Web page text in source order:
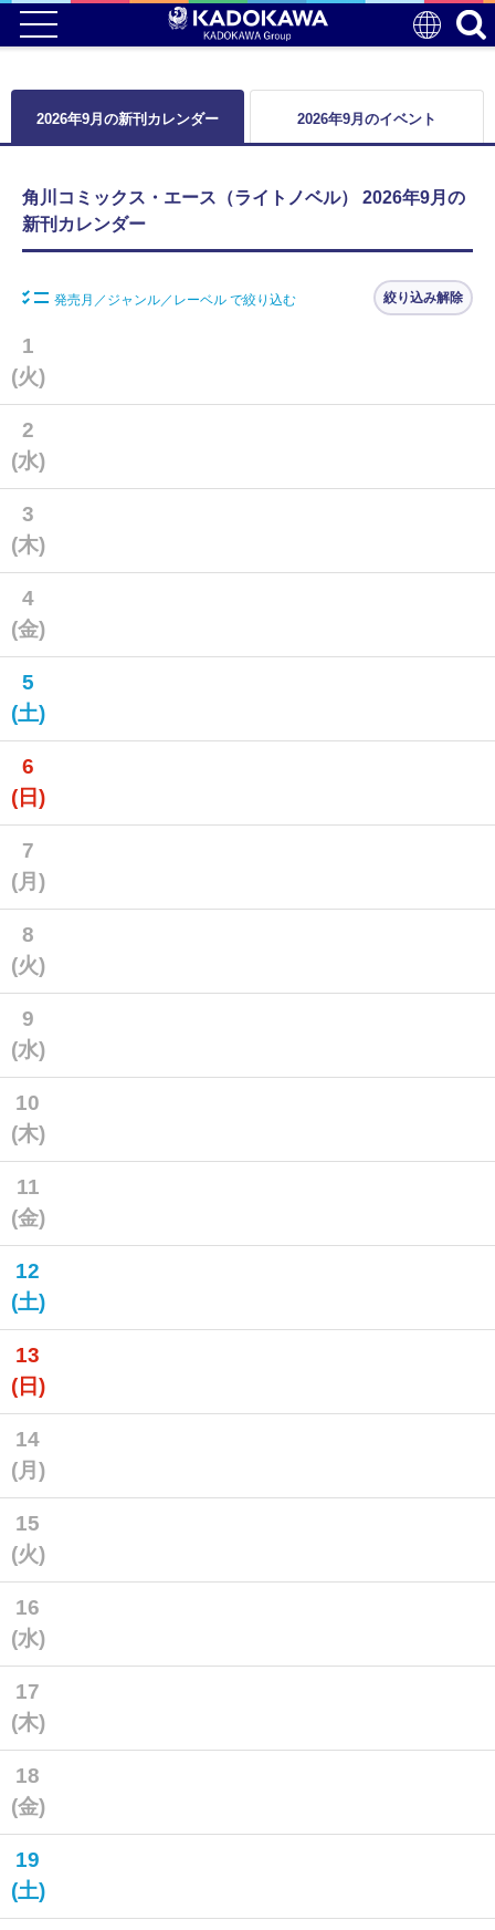
2026年9月の新刊カレンダー 2026年9月のイベント
角川コミックス・エース（ライトノベル） 2026年9月の
新刊カレンダー
発売月／ジャンル／レーベル で絞り込む 絞り込み解除
1
(火)
2
(水)
3
(木)
4
(金)
5
(土)
6
(日)
7
(月)
8
(火)
9
(水)
10
(木)
11
(金)
12
(土)
13
(日)
14
(月)
15
(火)
16
(水)
17
(木)
18
(金)
19
(土)